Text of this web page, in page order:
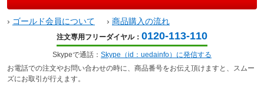
› ゴールド会員について › 商品購入の流れ
注文専用フリーダイヤル： 0120-113-110
Skypeで通話： Skype（id：uedainfo）に発信する
お電話での注文やお問い合わせの時に、商品番号をお伝え頂けますと、スムー
ズにお取引が行えます。